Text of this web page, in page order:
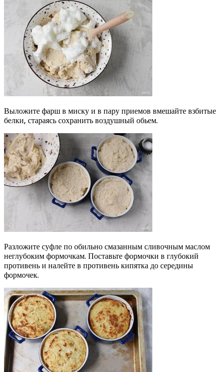
Выложите фарш в миску и в пару приемов вмешайте взбитые
белки, стараясь сохранить воздушный обьем.
Разложите суфле по обильно смазанным сливочным маслом
неглубоким формочкам. Поставьте формочки в глубокий
противень и налейте в противень кипятка до середины
формочек.